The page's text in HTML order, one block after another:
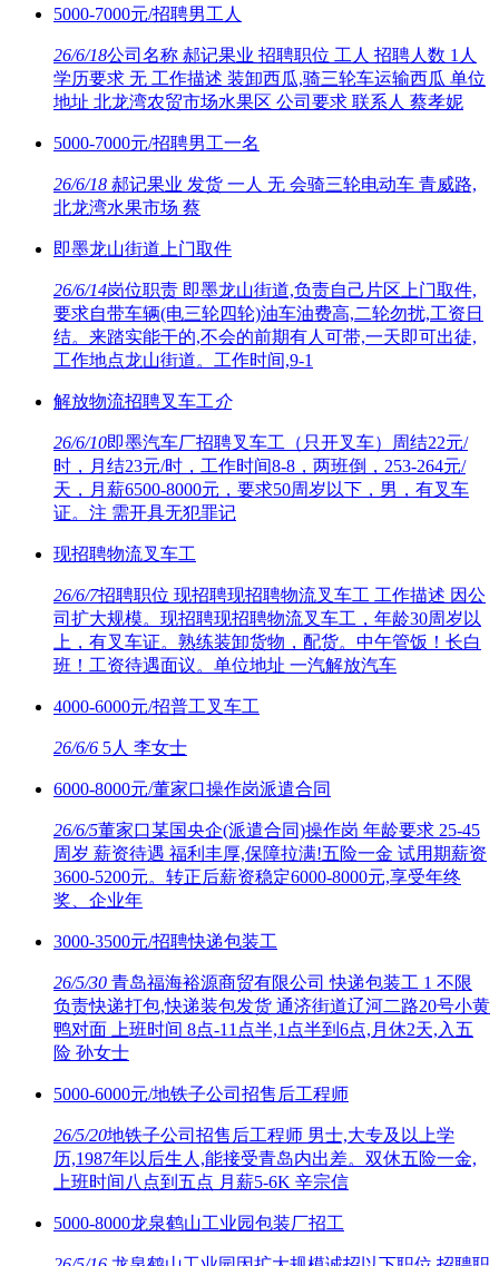
5000-7000元/招聘男工人
26/6/18公司名称 郝记果业 招聘职位 工人 招聘人数 1人
学历要求 无 工作描述 装卸西瓜,骑三轮车运输西瓜 单位
地址 北龙湾农贸市场水果区 公司要求 联系人 蔡孝妮
5000-7000元/招聘男工一名
26/6/18 郝记果业 发货 一人 无 会骑三轮电动车 青威路,
北龙湾水果市场 蔡
即墨龙山街道上门取件
26/6/14岗位职责 即墨龙山街道,负责自己片区上门取件,
要求自带车辆(电三轮四轮)油车油费高,二轮勿扰,工资日
结。来踏实能干的,不会的前期有人可带,一天即可出徒,
工作地点龙山街道。工作时间,9-1
解放物流招聘叉车工介
26/6/10即墨汽车厂招聘叉车工（只开叉车）周结22元/
时，月结23元/时，工作时间8-8，两班倒，253-264元/
天，月薪6500-8000元，要求50周岁以下，男，有叉车
证。注 需开具无犯罪记
现招聘物流叉车工
26/6/7招聘职位 现招聘现招聘物流叉车工 工作描述 因公
司扩大规模。现招聘现招聘物流叉车工，年龄30周岁以
上，有叉车证。熟练装卸货物，配货。中午管饭！长白
班！工资待遇面议。单位地址 一汽解放汽车
4000-6000元/招普工叉车工
26/6/6 5人 李女士
6000-8000元/董家口操作岗派遣合同
26/6/5董家口某国央企(派遣合同)操作岗 年龄要求 25-45
周岁 薪资待遇 福利丰厚,保障拉满!五险一金 试用期薪资
3600-5200元。转正后薪资稳定6000-8000元,享受年终
奖、企业年
3000-3500元/招聘快递包装工
26/5/30 青岛福海裕源商贸有限公司 快递包装工 1 不限
负责快递打包,快递装包发货 通济街道辽河二路20号小黄
鸭对面 上班时间 8点-11点半,1点半到6点,月休2天,入五
险 孙女士
5000-6000元/地铁子公司招售后工程师
26/5/20地铁子公司招售后工程师 男士,大专及以上学
历,1987年以后生人,能接受青岛内出差。双休五险一金,
上班时间八点到五点 月薪5-6K 辛宗信
5000-8000龙泉鹤山工业园包装厂招工